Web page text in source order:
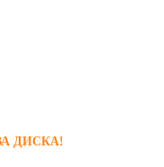
ДИСКА!